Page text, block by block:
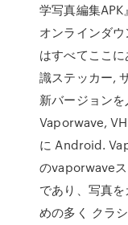
学写真編集
オンラインダ
はすべてここ
識ステッカー,
新バージョン
Vaporwave,
に Android.
のvaporwaveス
であり、写真
めの多く クラ